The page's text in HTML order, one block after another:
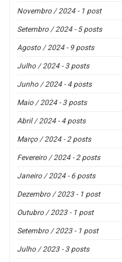
Novembro / 2024 - 1 post
Setembro / 2024 - 5 posts
Agosto / 2024 - 9 posts
Julho / 2024 - 3 posts
Junho / 2024 - 4 posts
Maio / 2024 - 3 posts
Abril / 2024 - 4 posts
Março / 2024 - 2 posts
Fevereiro / 2024 - 2 posts
Janeiro / 2024 - 6 posts
Dezembro / 2023 - 1 post
Outubro / 2023 - 1 post
Setembro / 2023 - 1 post
Julho / 2023 - 3 posts